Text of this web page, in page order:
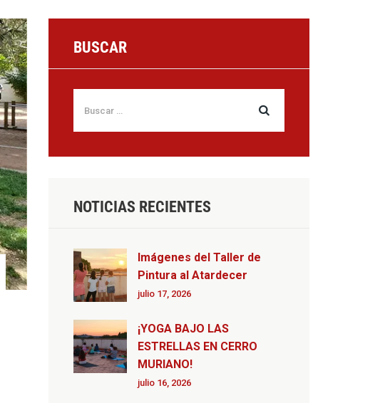
BUSCAR
NOTICIAS RECIENTES
Imágenes del Taller de
Pintura al Atardecer
julio 17, 2026
¡YOGA BAJO LAS
ESTRELLAS EN CERRO
MURIANO!
julio 16, 2026